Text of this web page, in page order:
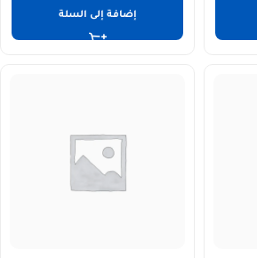
إضافة إلى السلة